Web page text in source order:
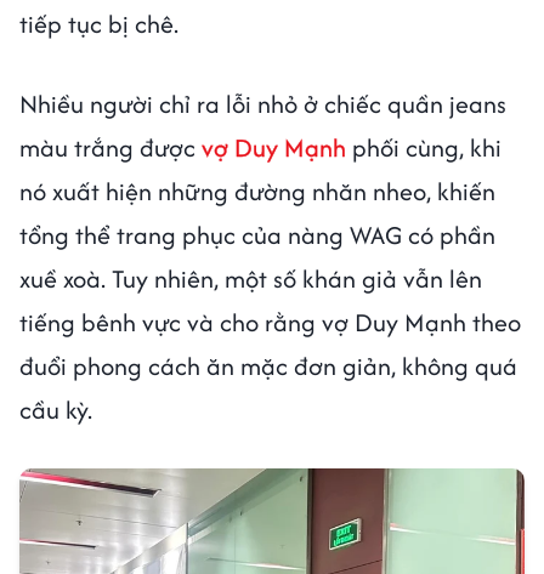
tiếp tục bị chê.
Nhiều người chỉ ra lỗi nhỏ ở chiếc quần jeans
màu trắng được vợ Duy Mạnh phối cùng, khi
nó xuất hiện những đường nhăn nheo, khiến
tổng thể trang phục của nàng WAG có phần
xuề xoà. Tuy nhiên, một số khán giả vẫn lên
tiếng bênh vực và cho rằng vợ Duy Mạnh theo
đuổi phong cách ăn mặc đơn giản, không quá
cầu kỳ.